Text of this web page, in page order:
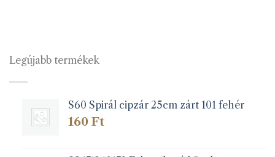
Legújabb termékek
S60 Spirál cipzár 25cm zárt 101 fehér
160 Ft